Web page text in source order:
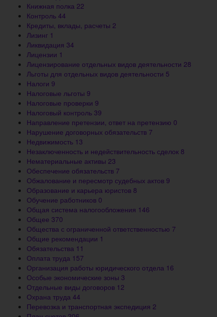
Книжная полка 22
Контроль 44
Кредиты, вклады, расчеты 2
Лизинг 1
Ликвидация 34
Лицензии 1
Лицензирование отдельных видов деятельности 28
Льготы для отдельных видов деятельности 5
Налоги 9
Налоговые льготы 9
Налоговые проверки 9
Налоговый контроль 39
Направление претензии, ответ на претензию 0
Нарушение договорных обязательств 7
Недвижимость 13
Незаключенность и недействительность сделок 8
Нематериальные активы 23
Обеспечение обязательств 7
Обжалование и пересмотр судебных актов 9
Образование и карьера юристов 8
Обучение работников 0
Общая система налогообложения 146
Общее 370
Общества с ограниченной ответственностью 7
Общие рекомендации 1
Обязательства 11
Оплата труда 157
Организация работы юридического отдела 16
Особые экономические зоны 3
Отдельные виды договоров 12
Охрана труда 44
Перевозка и транспортная экспедиция 2